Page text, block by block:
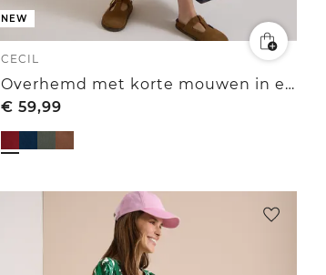
NEW
CECIL
Overhemd met korte mouwen in effen kleur
€ 59,99